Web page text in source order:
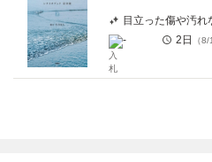
目立った傷や汚れ
-
2日 （8/